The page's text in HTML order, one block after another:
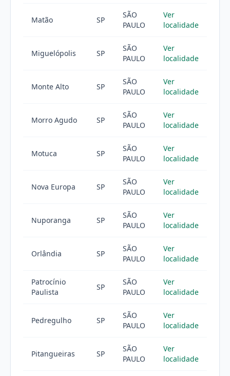
Matão SP
SÃO
PAULO
Ver
localidade
Miguelópolis SP
SÃO
PAULO
Ver
localidade
Monte Alto SP
SÃO
PAULO
Ver
localidade
Morro Agudo SP
SÃO
PAULO
Ver
localidade
Motuca SP
SÃO
PAULO
Ver
localidade
Nova Europa SP
SÃO
PAULO
Ver
localidade
Nuporanga SP
SÃO
PAULO
Ver
localidade
Orlândia SP
SÃO
PAULO
Ver
localidade
Patrocínio
Paulista
SP
SÃO
PAULO
Ver
localidade
Pedregulho SP
SÃO
PAULO
Ver
localidade
Pitangueiras SP
SÃO
PAULO
Ver
localidade